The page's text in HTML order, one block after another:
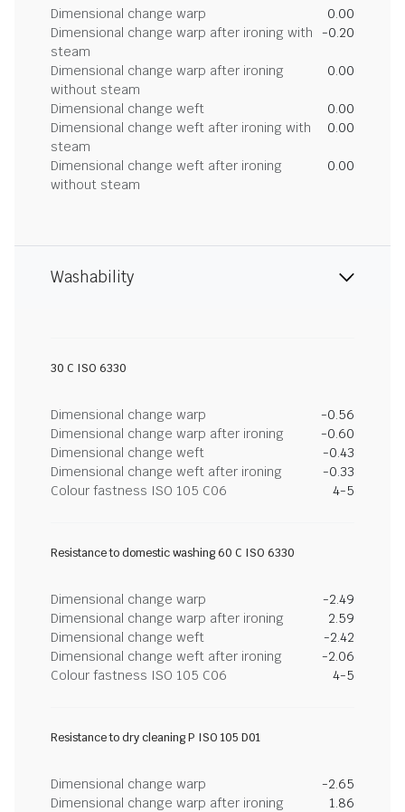
Dimensional change warp
0.00
Dimensional change warp after ironing with
steam
-0.20
Dimensional change warp after ironing
without steam
0.00
Dimensional change weft
0.00
Dimensional change weft after ironing with
steam
0.00
Dimensional change weft after ironing
without steam
0.00
Washability
30 C ISO 6330
Dimensional change warp
-0.56
Dimensional change warp after ironing
-0.60
Dimensional change weft
-0.43
Dimensional change weft after ironing
-0.33
Colour fastness ISO 105 C06
4-5
Resistance to domestic washing 60 C ISO 6330
Dimensional change warp
-2.49
Dimensional change warp after ironing
2.59
Dimensional change weft
-2.42
Dimensional change weft after ironing
-2.06
Colour fastness ISO 105 C06
4-5
Resistance to dry cleaning P ISO 105 D01
Dimensional change warp
-2.65
Dimensional change warp after ironing
1.86